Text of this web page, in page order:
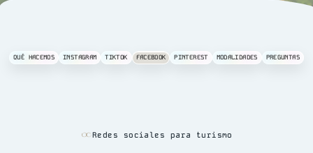
QUÉ HACEMOS INSTAGRAM TIKTOK FACEBOOK PINTEREST MODALIDADES PREGUNTAS
Redes sociales para turismo